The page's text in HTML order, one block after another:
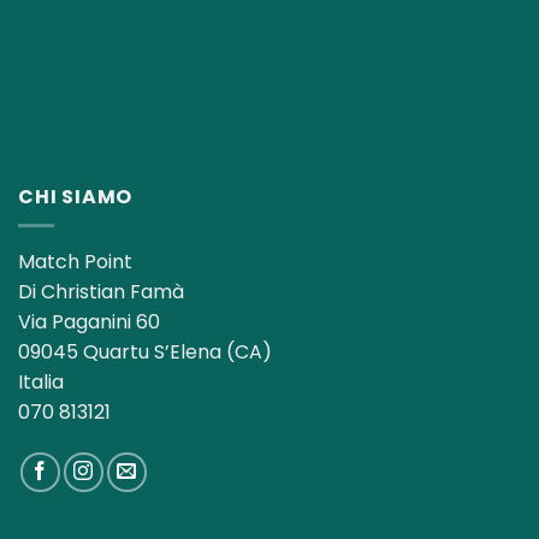
CHI SIAMO
Match Point
Di Christian Famà
Via Paganini 60
09045 Quartu S’Elena (CA)
Italia
070 813121